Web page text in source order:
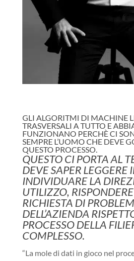
GLI ALGORITMI DI MACHINE
TRASVERSALI A TUTTO E
FUNZIONANO PERCHÈ CI
SEMPRE L’UOMO CHE DEVE
QUESTO PROCESSO.
QUESTO CI PORTA AL
DEVE SAPER LEGGERE
INDIVIDUARE LA
UTILIZZO,
RICHIESTA DI
DELL’AZIENDA
PROCESSO DELLA
COMPLESSO.
“La mole di dati in gioco nel